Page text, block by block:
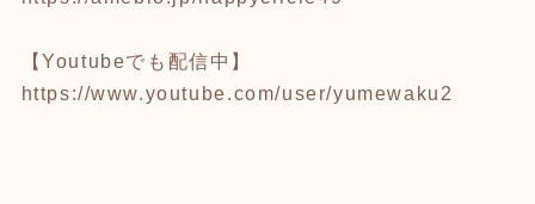
【Youtubeでも配信中】
https://www.youtube.com/user/yumewaku2